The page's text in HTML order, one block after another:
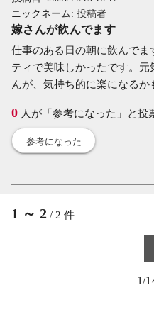
ニックネーム: 投稿者
嫁さんが飲んでます
仕事のある日の朝に飲んで
ティで美味しかったです。
んが、気持ち的に楽になるか
0 人が「参考になった」と投
参考になった
1 ～ 2 / 2 件
1/1